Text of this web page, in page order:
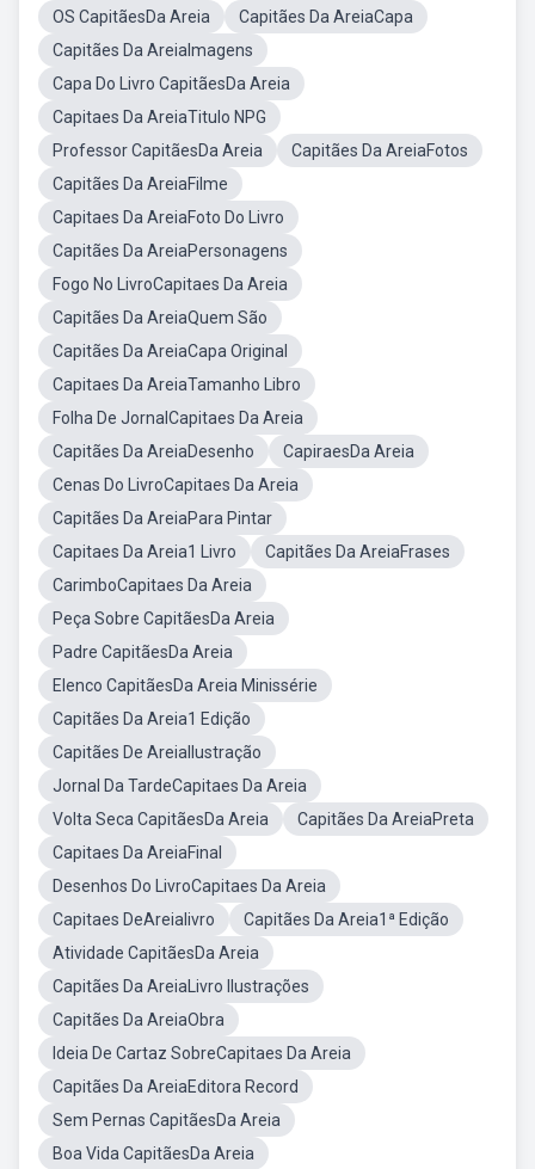
OS CapitãesDa Areia
Capitães Da AreiaCapa
Capitães Da AreiaImagens
Capa Do Livro CapitãesDa Areia
Capitaes Da AreiaTitulo NPG
Professor CapitãesDa Areia
Capitães Da AreiaFotos
Capitães Da AreiaFilme
Capitaes Da AreiaFoto Do Livro
Capitães Da AreiaPersonagens
Fogo No LivroCapitaes Da Areia
Capitães Da AreiaQuem São
Capitães Da AreiaCapa Original
Capitaes Da AreiaTamanho Libro
Folha De JornalCapitaes Da Areia
Capitães Da AreiaDesenho
CapiraesDa Areia
Cenas Do LivroCapitaes Da Areia
Capitães Da AreiaPara Pintar
Capitaes Da Areia1 Livro
Capitães Da AreiaFrases
CarimboCapitaes Da Areia
Peça Sobre CapitãesDa Areia
Padre CapitãesDa Areia
Elenco CapitãesDa Areia Minissérie
Capitães Da Areia1 Edição
Capitães De AreiaIlustração
Jornal Da TardeCapitaes Da Areia
Volta Seca CapitãesDa Areia
Capitães Da AreiaPreta
Capitaes Da AreiaFinal
Desenhos Do LivroCapitaes Da Areia
Capitaes DeAreialivro
Capitães Da Areia1ª Edição
Atividade CapitãesDa Areia
Capitães Da AreiaLivro Ilustrações
Capitães Da AreiaObra
Ideia De Cartaz SobreCapitaes Da Areia
Capitães Da AreiaEditora Record
Sem Pernas CapitãesDa Areia
Boa Vida CapitãesDa Areia